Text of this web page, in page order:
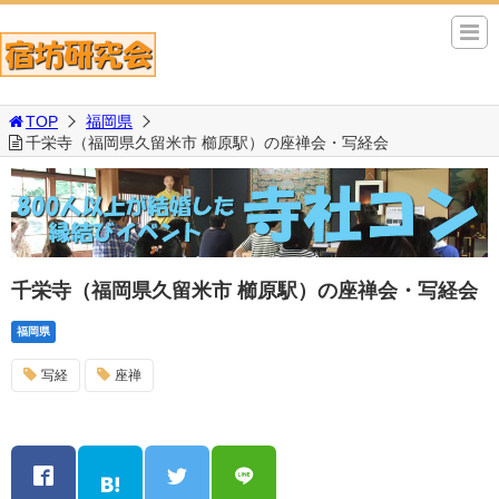
TOP
福岡県
千栄寺（福岡県久留米市 櫛原駅）の座禅会・写経会
千栄寺（福岡県久留米市 櫛原駅）の座禅会・写経会
福岡県
写経 座禅